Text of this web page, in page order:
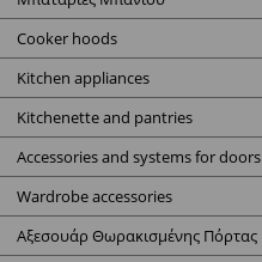
Cooker hoods
Kitchen appliances
Kitchenette and pantries
Accessories and systems for doors
Wardrobe accessories
Αξεσουάρ Θωρακισμένης Πόρτας